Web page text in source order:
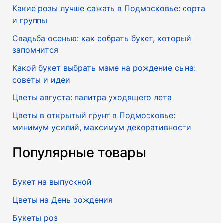
Какие розы лучше сажать в Подмосковье: сорта
и группы
Свадьба осенью: как собрать букет, который
запомнится
Какой букет выбрать маме на рождение сына:
советы и идеи
Цветы августа: палитра уходящего лета
Цветы в открытый грунт в Подмосковье:
минимум усилий, максимум декоративности
Популярные товары
Букет на выпускной
Цветы на День рождения
Букеты роз